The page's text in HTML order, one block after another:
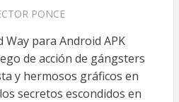
PONCE
Way para Android APK
de acción de gángsters
y hermosos gráficos en
secretos escondidos en